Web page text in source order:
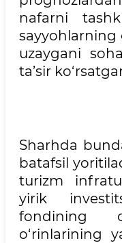
nafarni
sayyohlarning
uzaygani
ta’sir
Sharhda
batafsil
turizm
yirik
fondining
o‘rinlarining